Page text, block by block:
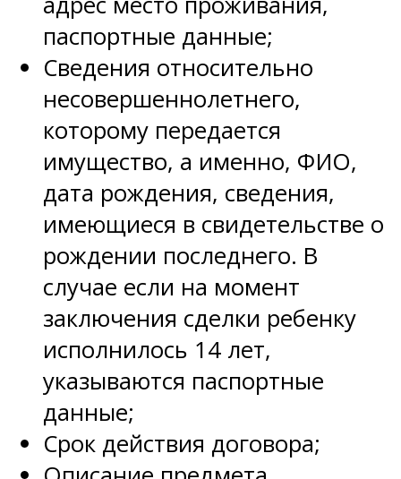
паспортные данные;
Сведения относительно
несовершеннолетнего,
которому передается
имущество, а именно, ФИО,
дата рождения, сведения,
имеющиеся в свидетельстве о
рождении последнего. В
случае если на момент
заключения сделки ребенку
исполнилось 14 лет,
указываются паспортные
данные;
Срок действия договора;